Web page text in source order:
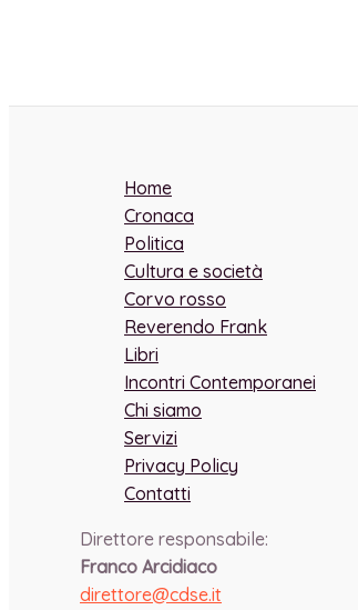
Home
Cronaca
Politica
Cultura e società
Corvo rosso
Reverendo Frank
Libri
Incontri Contemporanei
Chi siamo
Servizi
Privacy Policy
Contatti
Direttore responsabile:
Franco Arcidiaco
direttore@cdse.it